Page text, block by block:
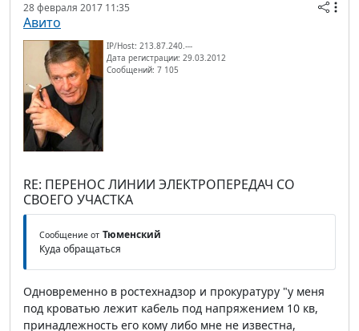
28 февраля 2017 11:35
Авито
IP/Host: 213.87.240.---
Дата регистрации: 29.03.2012
Сообщений: 7 105
RE: ПЕРЕНОС ЛИНИИ ЭЛЕКТРОПЕРЕДАЧ СО
СВОЕГО УЧАСТКА
Сообщение от Тюменский
Куда обращаться
Одновременно в ростехнадзор и прокуратуру "у меня
под кроватью лежит кабель под напряжением 10 кв,
принадлежность его кому либо мне не известна,